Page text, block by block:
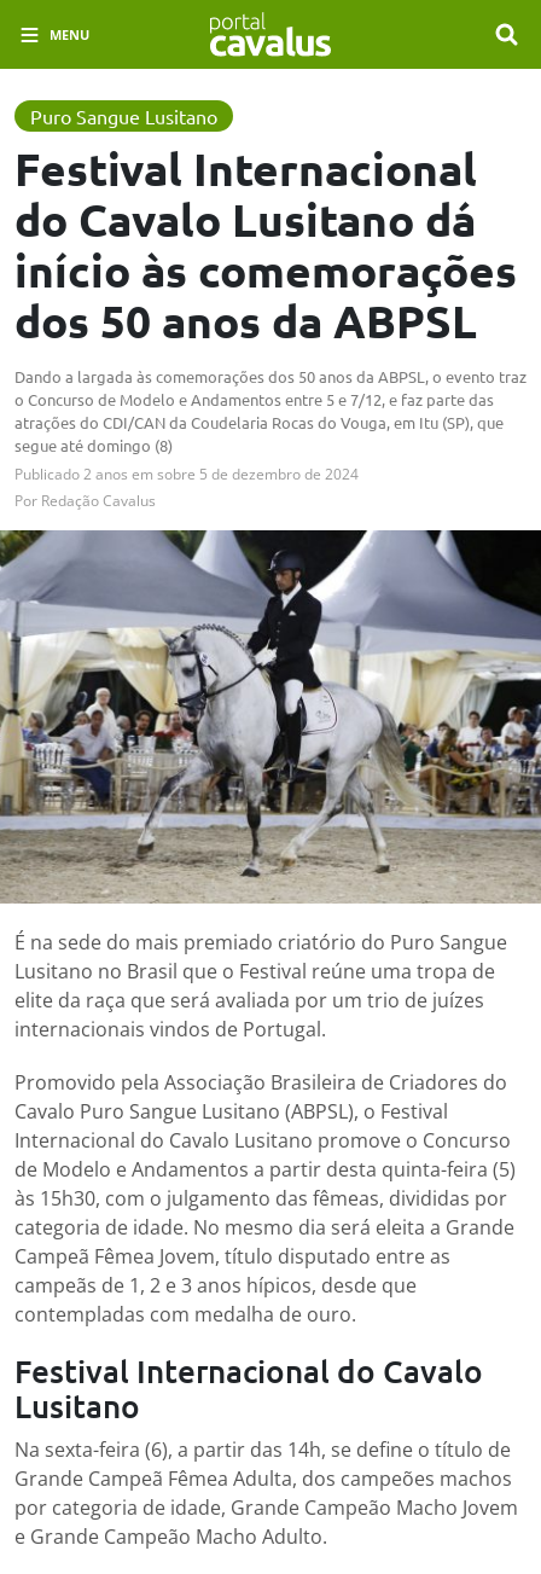
MENU
Puro Sangue Lusitano
Festival Internacional
do Cavalo Lusitano dá
início às comemorações
dos 50 anos da ABPSL
Dando a largada às comemorações dos 50 anos da ABPSL, o evento traz
o Concurso de Modelo e Andamentos entre 5 e 7/12, e faz parte das
atrações do CDI/CAN da Coudelaria Rocas do Vouga, em Itu (SP), que
segue até domingo (8)
Publicado2 anos em sobre 5 de dezembro de 2024
Por Redação Cavalus
É na sede do mais premiado criatório do Puro Sangue
Lusitano no Brasil que o Festival reúne uma tropa de
elite da raça que será avaliada por um trio de juízes
internacionais vindos de Portugal.
Promovido pela Associação Brasileira de Criadores do
Cavalo Puro Sangue Lusitano (ABPSL), o Festival
Internacional do Cavalo Lusitano promove o Concurso
de Modelo e Andamentos a partir desta quinta-feira (5)
às 15h30, com o julgamento das fêmeas, divididas por
categoria de idade. No mesmo dia será eleita a Grande
Campeã Fêmea Jovem, título disputado entre as
campeãs de 1, 2 e 3 anos hípicos, desde que
contempladas com medalha de ouro.
Festival Internacional do Cavalo
Lusitano
Na sexta-feira (6), a partir das 14h, se define o título de
Grande Campeã Fêmea Adulta, dos campeões machos
por categoria de idade, Grande Campeão Macho Jovem
e Grande Campeão Macho Adulto.